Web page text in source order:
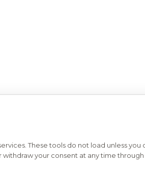
Settings Preguntas Frequentes
These tools do not load unless you
your consent at any time